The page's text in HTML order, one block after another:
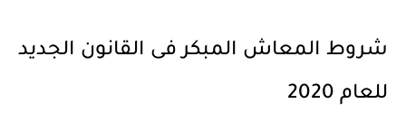
شروط المعاش المبكر فى القانون الجديد
للعام 2020